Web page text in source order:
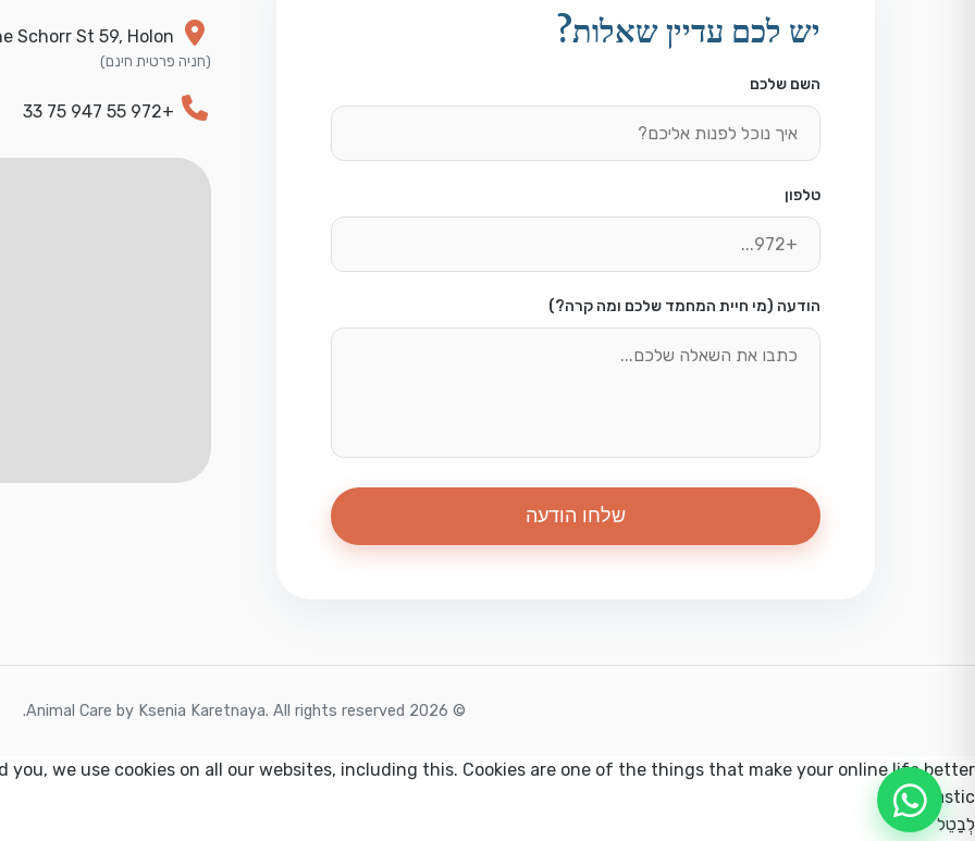
יש לכם עדיין שאלות?
השם שלכם
טלפון
הודעה (מי חיית המחמד שלכם ומה קרה?)
שלחו הודעה
Schorr St 59, Holon
(חניה פרטית חינם)
+972 55 947 75 33
© 2026 Animal Care by Ksenia Karetnaya. All rights reserved.
you, we use cookies on all our websites, including this. Cookies are one of the things that make your online life better.
Fantastic!
לְבַטֵל